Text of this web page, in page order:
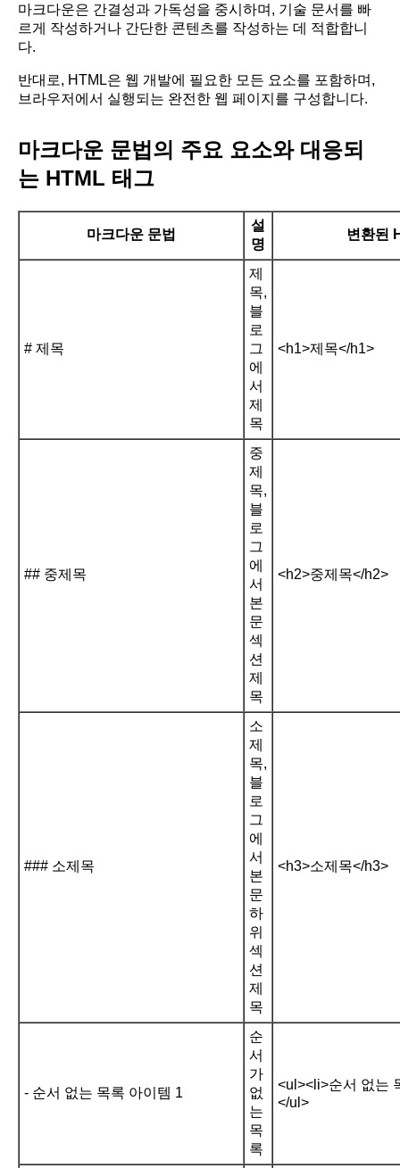
마크다운은 간결성과 가독성을 중시하며, 기술 문서를 빠
르게 작성하거나 간단한 콘텐츠를 작성하는 데 적합합니
다.
반대로, HTML은 웹 개발에 필요한 모든 요소를 포함하며,
브라우저에서 실행되는 완전한 웹 페이지를 구성합니다.
마크다운 문법의 주요 요소와 대응되
는 HTML 태그
마크다운 문법
설
명
변환된
# 제목
제
목,
블
로
그
에
서
제
목
<h1>제목</h1>
## 중제목
중
제
목,
블
로
그
에
서
본
문
섹
션
제
목
<h2>중제목</h2>
### 소제목
소
제
목,
블
로
그
에
서
본
문
하
위
섹
션
제
목
<h3>소제목</h3>
- 순서 없는 목록 아이템 1
순
서
가
없
는
목
록
<ul><li>순서 없는
</ul>